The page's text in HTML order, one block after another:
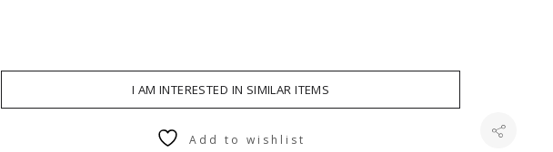
I AM INTERESTED IN SIMILAR ITEMS
Add to wishlist